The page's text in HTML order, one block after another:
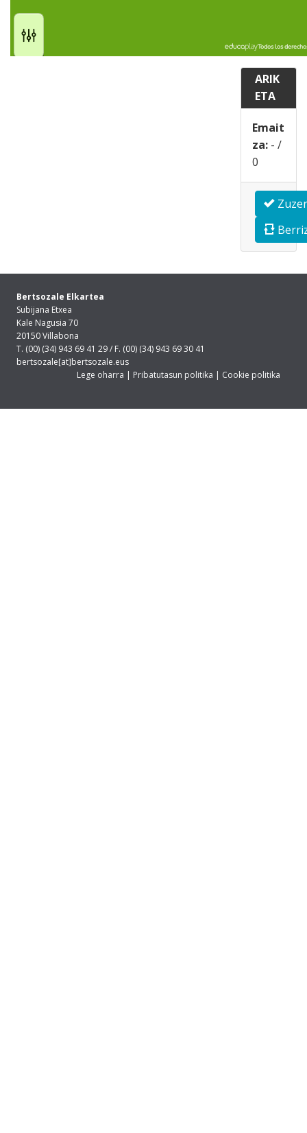
ARIK
ETA
Emait
za: - /
0
Bertsozale Elkartea
Subijana Etxea
Kale Nagusia 70
20150 Villabona
T. (00) (34) 943 69 41 29 / F. (00) (34) 943 69 30 41
bertsozale[at]bertsozale.eus
Lege oharra | Pribatutasun politika | Cookie politika